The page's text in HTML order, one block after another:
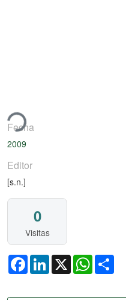
Fecha
2009
Editor
[s.n.]
0
Visitas
FacebookLinkedIn
X WhatsApp